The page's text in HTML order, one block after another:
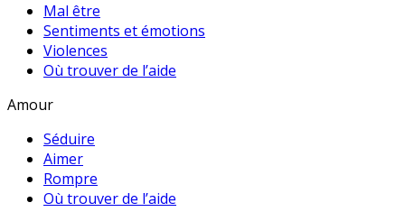
Mal être
Sentiments et émotions
Violences
Où trouver de l’aide
Amour
Séduire
Aimer
Rompre
Où trouver de l’aide